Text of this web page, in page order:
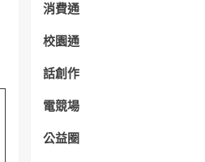
消費通
校園通
話創作
電競場
公益圈